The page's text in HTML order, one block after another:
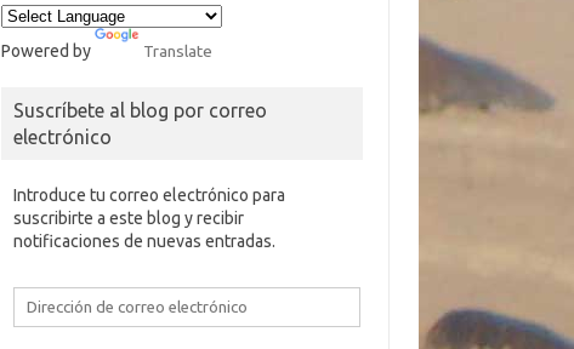
Powered by Translate
Suscríbete al blog por correo
electrónico
Introduce tu correo electrónico para
suscribirte a este blog y recibir
notificaciones de nuevas entradas.
Dirección